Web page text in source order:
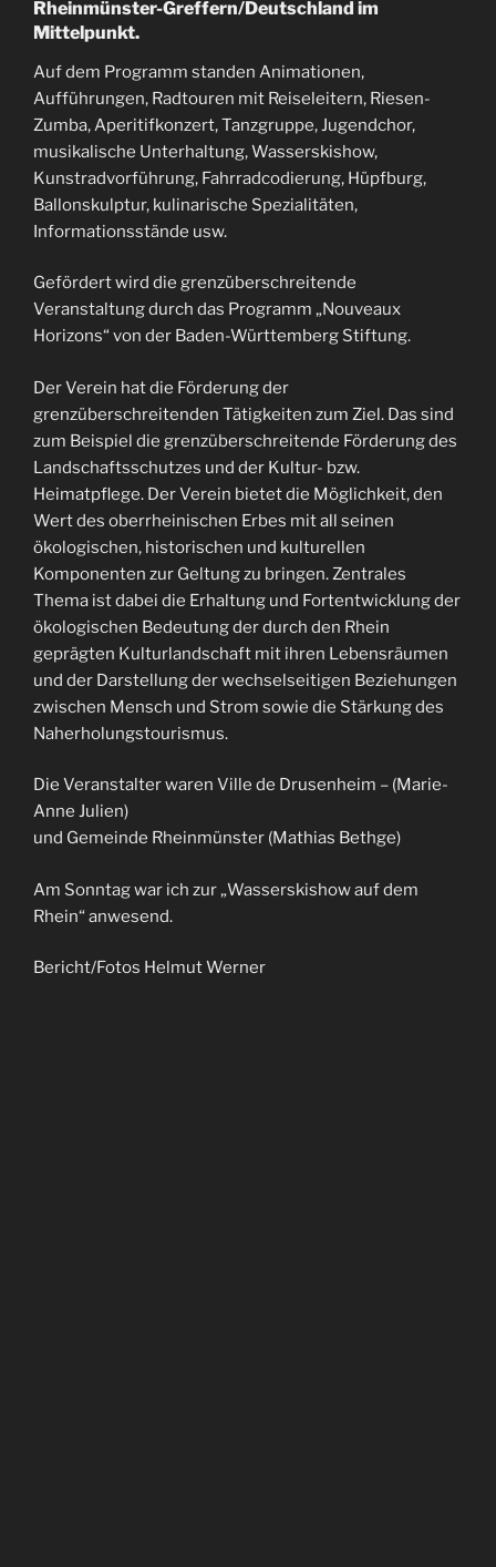
Rheinmünster-Greffern/Deutschland im
Mittelpunkt.
Auf dem Programm standen Animationen,
Aufführungen, Radtouren mit Reiseleitern, Riesen-
Zumba, Aperitifkonzert, Tanzgruppe, Jugendchor,
musikalische Unterhaltung, Wasserskishow,
Kunstradvorführung, Fahrradcodierung, Hüpfburg,
Ballonskulptur, kulinarische Spezialitäten,
Informationsstände usw.
Gefördert wird die grenzüberschreitende
Veranstaltung durch das Programm „Nouveaux
Horizons“ von der Baden-Württemberg Stiftung.
Der Verein hat die Förderung der
grenzüberschreitenden Tätigkeiten zum Ziel. Das sind
zum Beispiel die grenzüberschreitende Förderung des
Landschaftsschutzes und der Kultur- bzw.
Heimatpflege. Der Verein bietet die Möglichkeit, den
Wert des oberrheinischen Erbes mit all seinen
ökologischen, historischen und kulturellen
Komponenten zur Geltung zu bringen. Zentrales
Thema ist dabei die Erhaltung und Fortentwicklung der
ökologischen Bedeutung der durch den Rhein
geprägten Kulturlandschaft mit ihren Lebensräumen
und der Darstellung der wechselseitigen Beziehungen
zwischen Mensch und Strom sowie die Stärkung des
Naherholungstourismus.
Die Veranstalter waren Ville de Drusenheim – (Marie-
Anne Julien)
und Gemeinde Rheinmünster (Mathias Bethge)
Am Sonntag war ich zur „Wasserskishow auf dem
Rhein“ anwesend.
Bericht/Fotos Helmut Werner